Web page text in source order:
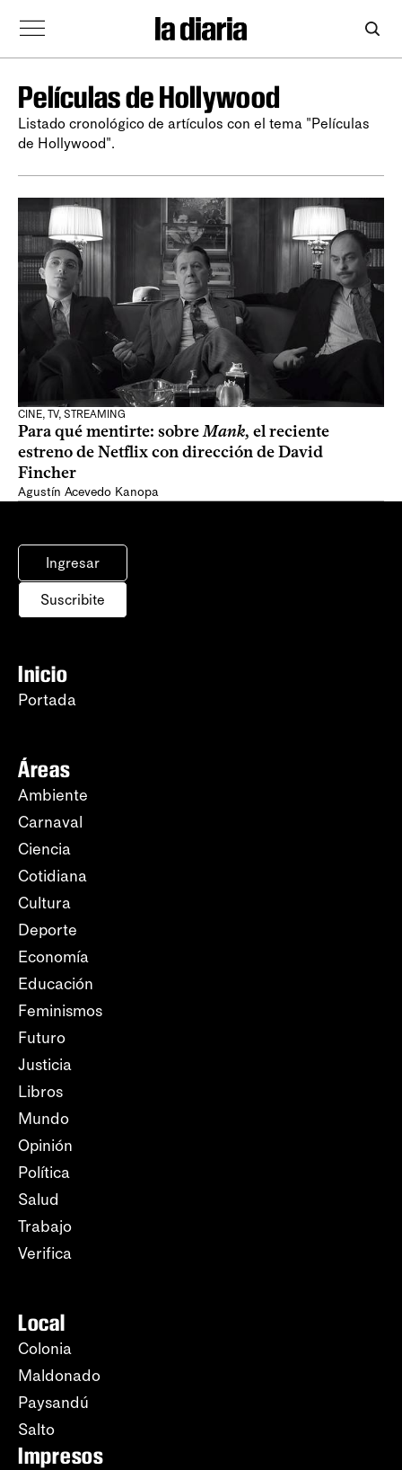
Películas de Hollywood
Listado cronológico de artículos con el tema "Películas
de Hollywood".
CINE, TV, STREAMING
Para qué mentirte: sobreMank, el reciente
estreno de Netflix con dirección de David
Fincher
Agustín Acevedo Kanopa
Ingresar
Suscribite
Inicio
Portada
Áreas
Ambiente
Carnaval
Ciencia
Cotidiana
Cultura
Deporte
Economía
Educación
Feminismos
Futuro
Justicia
Libros
Mundo
Opinión
Política
Salud
Trabajo
Verifica
Local
Colonia
Maldonado
Paysandú
Salto
Impresos